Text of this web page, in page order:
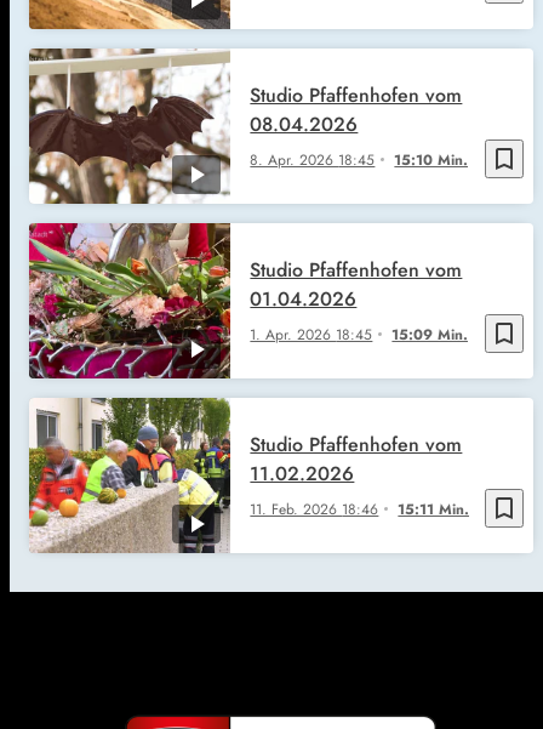
bookmark_border
8. Apr. 2026 18:45 15:10 Min.
Studio Pfaffenhofen vom
08.04.2026
bookmark_border
1. Apr. 2026 18:45 15:09 Min.
Studio Pfaffenhofen vom
01.04.2026
bookmark_border
11. Feb. 2026 18:46 15:11 Min.
Studio Pfaffenhofen vom
11.02.2026